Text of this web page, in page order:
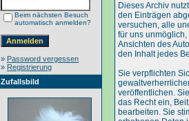
Beim nächsten Besuch
automatisch anmelden?
» Password vergessen
» Registrierung
Zufallsbild
Dieses Archiv
den Einträgen
versuchen, alle
für uns
Ansichten des
den Inhalt jedes
Sie verpflichten
veröffentlichen.
das Recht ein,
bearbeiten. Sie